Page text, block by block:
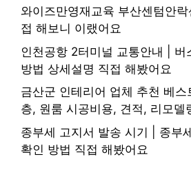
와이즈만영재교육 부산센텀안
접 해보니 이랬어요
인천공항 2터미널 교통안내 | 버
방법 상세설명 직접 해봤어요
금산군 인테리어 업체 추천 베
층, 원룸 시공비용, 견적, 리모델
종부세 고지서 발송 시기 | 종부
확인 방법 직접 해봤어요